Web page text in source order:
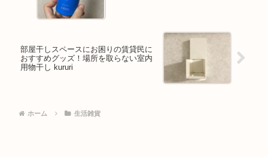
部屋干しスペースにお困りの賃貸民に
おすすめグッズ！場所を取らない室内
用物干し kururi
ホーム 生活雑貨